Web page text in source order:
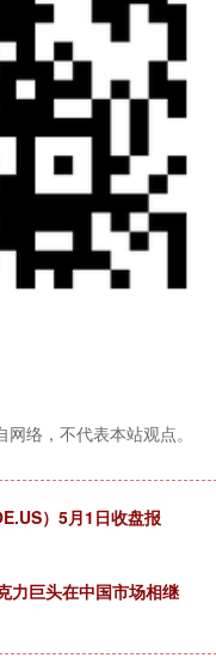
络，不代表本站观点。
）5月1日收盘报
力巨头在中国市场相继